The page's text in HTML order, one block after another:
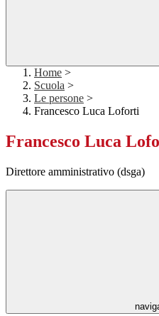
Home >
Scuola >
Le persone >
Francesco Luca Loforti
Francesco Luca
Direttore amministrativo (dsga)